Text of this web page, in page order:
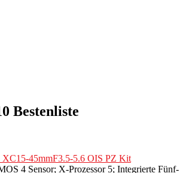
Bestenliste
45mmF3.5-5.6 OIS PZ Kit
4 Sensor; X-Prozessor 5; Integrierte Fünf-